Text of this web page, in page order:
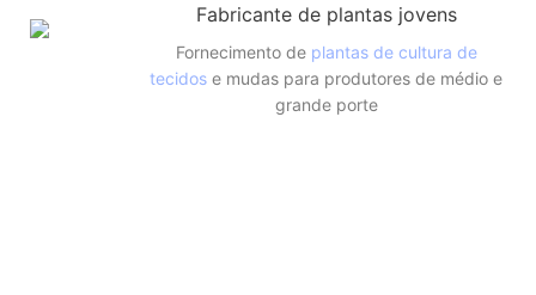
Fabricante de plantas jovens
Fornecimento de plantas de cultura de
tecidos e mudas para produtores de médio e
grande porte